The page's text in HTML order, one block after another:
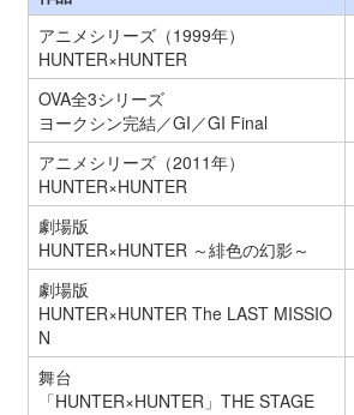
アニメシリーズ（1999年）
HUNTER×HUNTER
OVA全3シリーズ
ヨークシン完結／GI／GI Final
アニメシリーズ（2011年）
HUNTER×HUNTER
劇場版
HUNTER×HUNTER ～緋色の幻影～
劇場版
HUNTER×HUNTER The LAST MISSIO
N
舞台
「HUNTER×HUNTER」THE STAGE